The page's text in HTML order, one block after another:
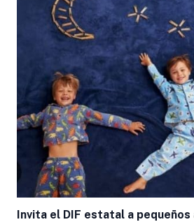
Invita el DIF estatal a pequeños